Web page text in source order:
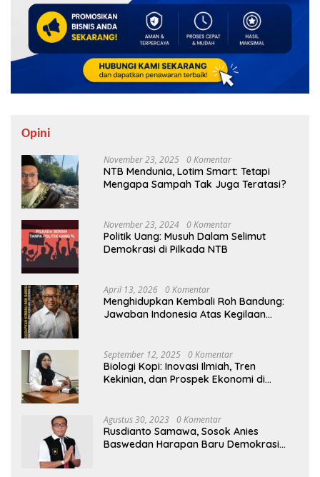
Opini
November 23, 2025 0 Komentar
NTB Mendunia, Lotim Smart: Tetapi
Mengapa Sampah Tak Juga Teratasi?
November 23, 2024 0 Komentar
Politik Uang: Musuh Dalam Selimut
Demokrasi di Pilkada NTB
April 13, 2026 0 Komentar
Menghidupkan Kembali Roh Bandung:
Jawaban Indonesia Atas Kegilaan
September 12, 2025 0 Komentar
Biologi Kopi: Inovasi Ilmiah, Tren
Kekinian, dan Prospek Ekonomi di
Agustus 30, 2023 0 Komentar
Rusdianto Samawa, Sosok Anies
Baswedan Harapan Baru Demokrasi